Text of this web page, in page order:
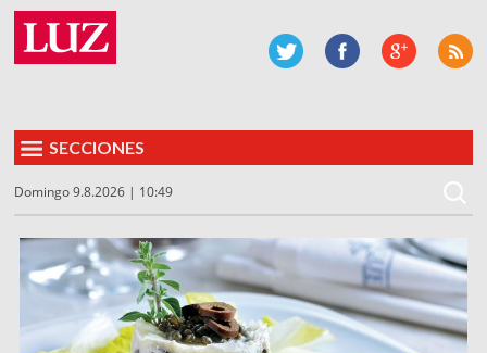
SECCIONES
Domingo 9.8.2026 | 10:49